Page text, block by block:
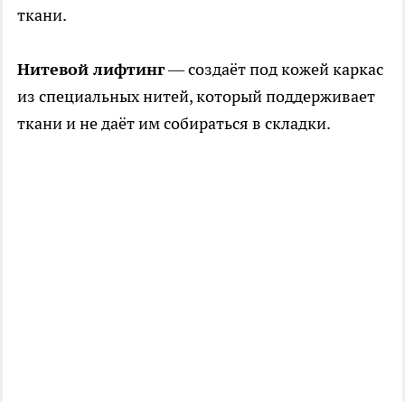
ткани.
Нитевой лифтинг— создаёт под кожей каркас
из специальных нитей, который поддерживает
ткани и не даёт им собираться в складки.